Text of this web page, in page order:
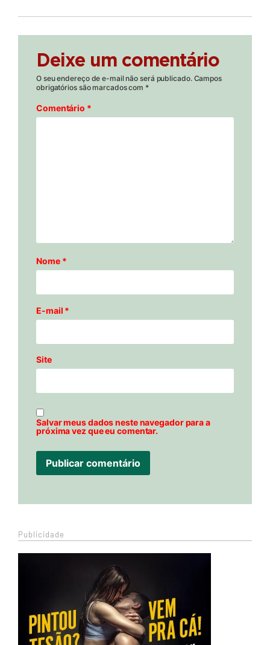
Deixe um comentário
O seu endereço de e-mail não será publicado. Campos
obrigatórios são marcados com *
Comentário *
Nome *
E-mail *
Site
Salvar meus dados neste navegador para a
próxima vez que eu comentar.
Publicidade